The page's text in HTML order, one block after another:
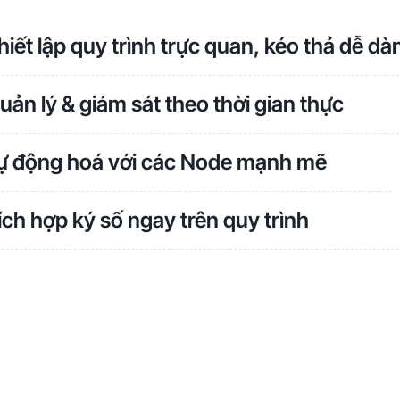
lập quy trình trực quan, kéo thả dễ
lý & giám sát theo thời gian thực
động hoá với các Node mạnh mẽ
hợp ký số ngay trên quy trình